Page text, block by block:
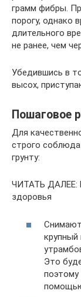
грамм фибры.
порогу, однако
длительного
не ранее, чем
Убедившись в
высох,
Пошаговое
Для
строго
грунту:
ЧИТАТЬ ДАЛЕЕ:
здоровья
крупный
Это
поэтому